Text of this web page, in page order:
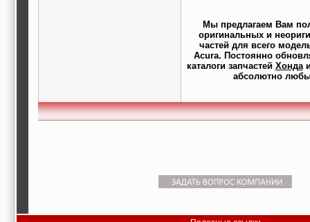
Мы предлагаем Вам
оригинальных и
частей для всего
Acura. Постоянно
каталоги запчастей Хонда
абсолютно